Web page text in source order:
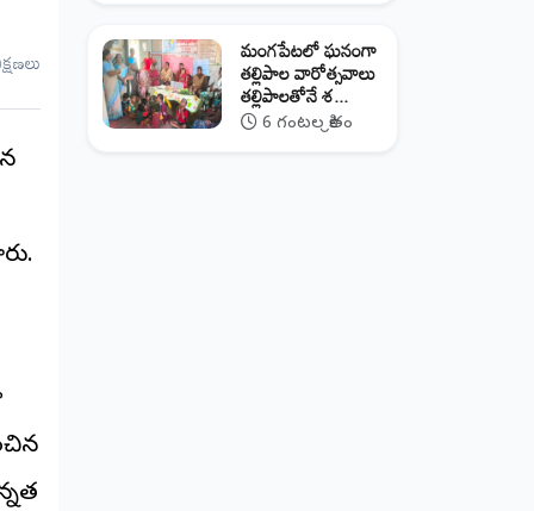
మంగపేటలో ఘనంగా
తల్లిపాల వారోత్సవాలు
తల్లిపాలతోనే శ...
6 గంటల క్రితం